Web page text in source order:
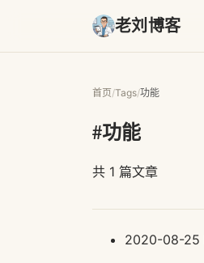
老刘博客
首页/Tags/功能
#功能
共 1 篇文章
2020-08-25